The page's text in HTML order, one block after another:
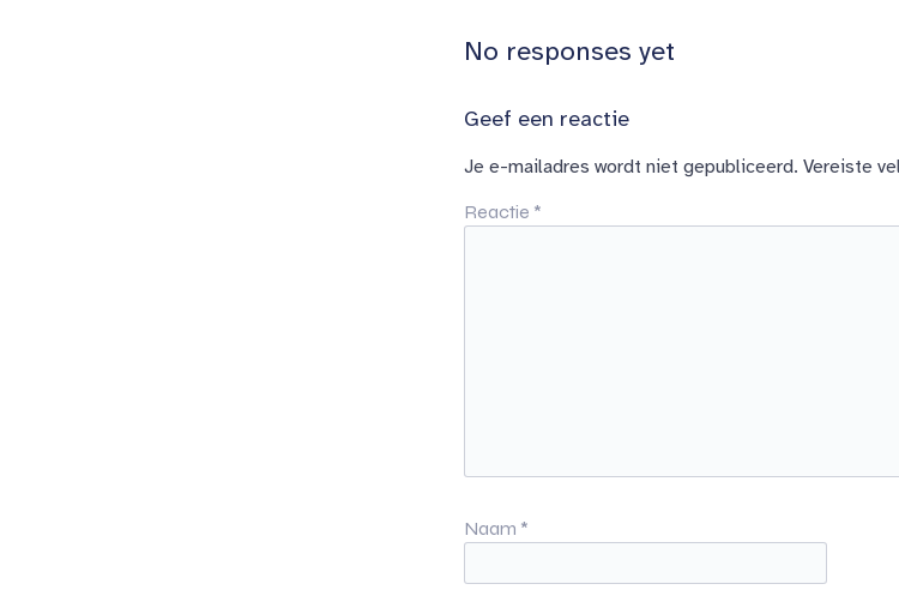
No responses yet
Geef een reactie
Je e-mailadres wordt niet gepubliceerd. Vereiste
Reactie *
Naam *